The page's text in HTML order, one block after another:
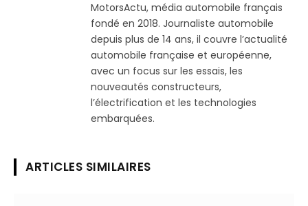
MotorsActu, média automobile français
fondé en 2018. Journaliste automobile
depuis plus de 14 ans, il couvre l’actualité
automobile française et européenne,
avec un focus sur les essais, les
nouveautés constructeurs,
l’électrification et les technologies
embarquées.
ARTICLES SIMILAIRES